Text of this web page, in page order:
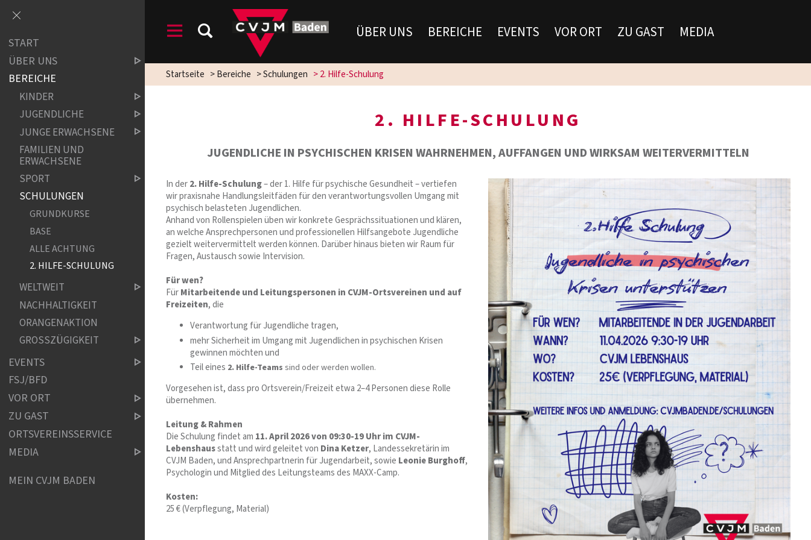
ÜBER UNS BEREICHE EVENTS VOR ORT ZU GAST MEDIA
Startseite >Bereiche >Schulungen >2. Hilfe-Schulung
2. HILFE-SCHULUNG
JUGENDLICHE IN PSYCHISCHEN KRISEN WAHRNEHMEN, AUFFANGEN UND WIRKSAM WEITERVERMITTELN
In der2. Hilfe-Schulung– der 1. Hilfe für psychische Gesundheit – vertiefen
wir praxisnahe Handlungsleitfäden für den verantwortungsvollen Umgang mit
psychisch belasteten Jugendlichen.
Anhand von Rollenspielen üben wir konkrete Gesprächssituationen und klären,
an welche Ansprechpersonen und professionellen Hilfsangebote Jugendliche
gezielt weitervermittelt werden können. Darüber hinaus bieten wir Raum für
Fragen, Austausch sowie Intervision.
Für wen?
FürMitarbeitende und Leitungspersonen in CVJM-Ortsvereinen und auf
Freizeiten, die
Verantwortung für Jugendliche tragen,
mehr Sicherheit im Umgang mit Jugendlichen in psychischen Krisen
gewinnen möchten und
Teil eines 2. Hilfe-Teams sind oder werden wollen.
Vorgesehen ist, dass pro Ortsverein/Freizeit etwa 2–4 Personen diese Rolle
übernehmen.
Leitung & Rahmen
Die Schulung findet am 11. April 2026 von 09:30-19 Uhr im CVJM-
Lebenshausstatt und wird geleitet von Dina Ketzer, Landessekretärin im
CVJM Baden, und Ansprechpartnerin für Jugendarbeit, sowie Leonie Burghoff,
Psychologin und Mitglied des Leitungsteams des MAXX-Camp.
Kosten:
25 € (Verpflegung, Material)
START
ÜBER UNS
BEREICHE
KINDER
JUGENDLICHE
JUNGE ERWACHSENE
FAMILIEN UND
ERWACHSENE
SPORT
SCHULUNGEN
GRUNDKURSE
BASE
ALLE ACHTUNG
2. HILFE-SCHULUNG
WELTWEIT
NACHHALTIGKEIT
ORANGENAKTION
GROSSZÜGIGKEIT
EVENTS
FSJ/BFD
VOR ORT
ZU GAST
ORTSVEREINSSERVICE
MEDIA
MEIN CVJM BADEN